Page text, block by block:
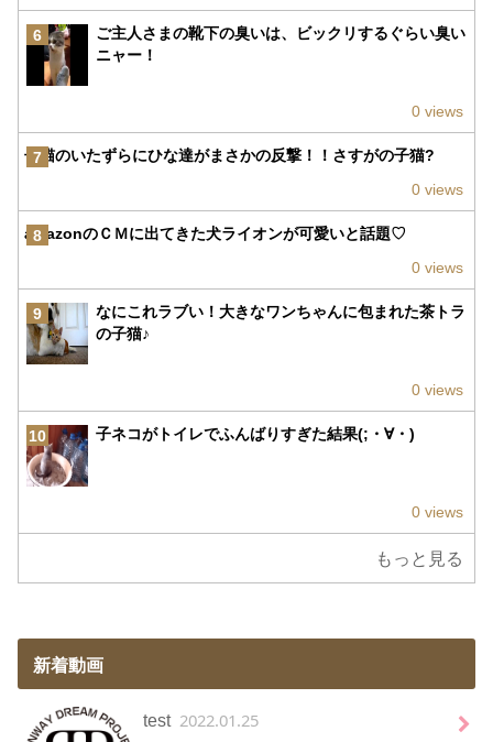
6
ご主人さまの靴下の臭いは、ビックリするぐらい臭い
ニャー！
0 views
7
子猫のいたずらにひな達がまさかの反撃！！さすがの子猫?
0 views
8
amazonのＣＭに出てきた犬ライオンが可愛いと話題♡
0 views
9
なにこれラブい！大きなワンちゃんに包まれた茶トラ
の子猫♪
0 views
10 子ネコがトイレでふんばりすぎた結果(;・∀・)
0 views
もっと見る
新着動画
test 2022.01.25